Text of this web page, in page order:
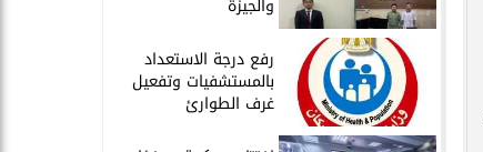
​رفع درجة الاستعداد
بالمستشفيات وتفعيل
غرف الطوارئ